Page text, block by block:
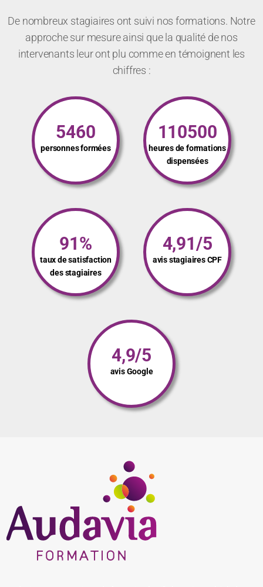
De nombreux stagiaires ont suivi nos formations. Notre
approche sur mesure ainsi que la qualité de nos
intervenants leur ont plu comme en témoignent les
chiffres :
5460
personnes formées
110500
heures de formations
dispensées
91%
taux de satisfaction
des stagiaires
4,91/5
avis stagiaires CPF
4,9/5
avis Google